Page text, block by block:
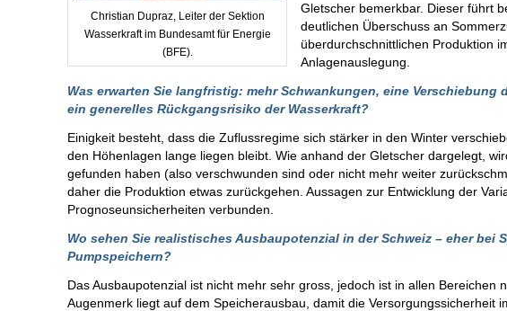
Christian Dupraz, Leiter der Sektion
Wasserkraft im Bundesamt für Energie
(BFE).
Gletscher bemerkbar. Dieser führt
deutlichen Überschuss an
überdurchschnittlichen Produktion
Anlagenauslegung.
Was erwarten Sie langfristig: mehr Schwankungen, eine
ein generelles Rückgangsrisiko der Wasserkraft?
Einigkeit besteht, dass die Zuflussregime sich stärker in den Winter
den Höhenlagen lange liegen bleibt. Wie anhand der Gletscher dargelegt,
gefunden haben (also verschwunden sind oder nicht mehr weiter
daher die Produktion etwas zurückgehen. Aussagen zur Entwicklung der
Prognoseunsicherheiten verbunden.
Wo sehen Sie realistisches Ausbaupotenzial in der Schweiz – eher bei
Pumpspeichern?
Das Ausbaupotenzial ist nicht mehr sehr gross, jedoch ist in allen Bereichen
Augenmerk liegt auf dem Speicherausbau, damit die Versorgungssicherheit